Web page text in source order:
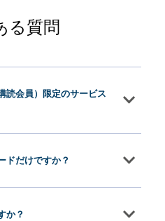
る質問
読会員）限定のサービス
ドだけですか？
か？